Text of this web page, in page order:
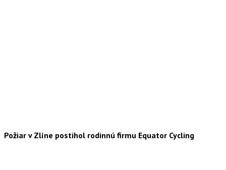
Požiar v Zlíne postihol rodinnú firmu Equator Cycling